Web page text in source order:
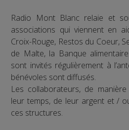
Radio Mont Blanc relaie et
associations qui viennent en
Croix-Rouge, Restos du Coeur,
de Malte, la Banque
sont invités régulièrement à
bénévoles sont diffusés.
Les collaborateurs, de
leur temps, de leur argent et /
ces structures.